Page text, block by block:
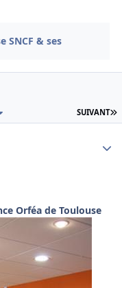
SNCF & ses
SUIVANT
Orféa de Toulouse